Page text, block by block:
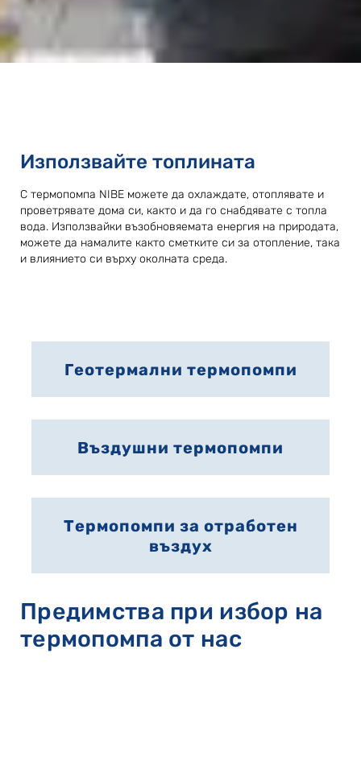
Използвайте топлината
С термопомпа NIBE можете да охлаждате, отоплявате и
проветрявате дома си, както и да го снабдявате с топла
вода. Използвайки възобновяемата енергия на природата,
можете да намалите както сметките си за отопление, така
и влиянието си върху околната среда.
Геотермални термопомпи
Въздушни термопомпи
Термопомпи за отработен
въздух
Предимства при избор на
термопомпа от наc